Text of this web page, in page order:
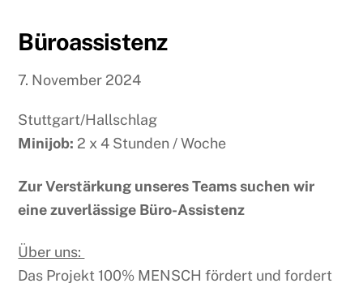
Büroassistenz
7. November 2024
Stuttgart/Hallschlag
Minijob: 2 x 4 Stunden / Woche
Zur Verstärkung unseres Teams suchen wir
eine zuverlässige Büro-Assistenz
Über uns:
Das Projekt 100% MENSCH fördert und fordert